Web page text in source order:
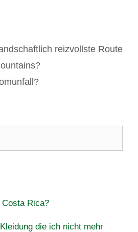
reizvollste Route
Rica?
die ich nicht mehr